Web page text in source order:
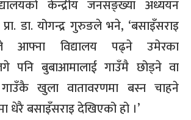
केन्द्रीय जनसङ्ख्या अध्ययन
डा. योगन्द्र गुरुङले भने, ‘बसाइँसराइ
आफ्ना विद्यालय पढ्ने उमेरका
पनि बुबाआमालाई गाउँमै छोड्ने वा
खुला वातावरणमा बस्न चाहने
धेरै बसाइँसराइ देखिएको हो ।’